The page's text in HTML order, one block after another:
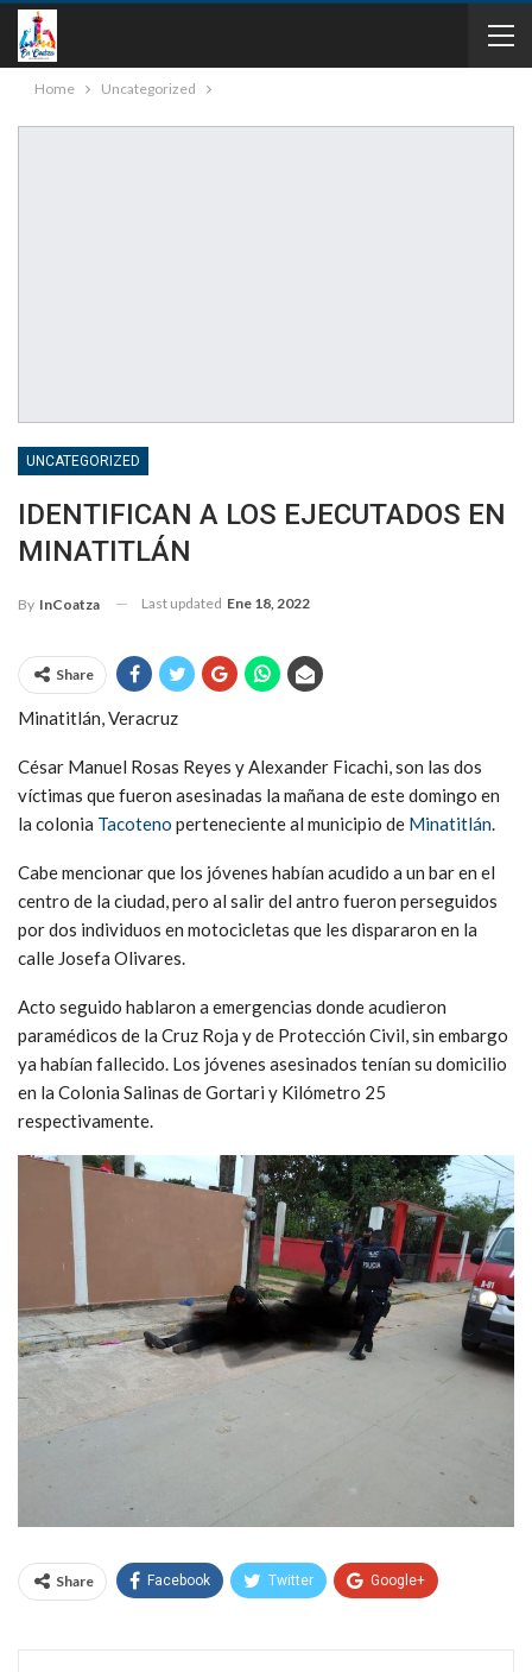
Home Uncategorized
UNCATEGORIZED
IDENTIFICAN A LOS EJECUTADOS EN
MINATITLÁN
By InCoatza Last updated Ene 18, 2022
Share
Minatitlán, Veracruz
César Manuel Rosas Reyes y Alexander Ficachi, son las dos
víctimas que fueron asesinadas la mañana de este domingo en
la colonia Tacoteno perteneciente al municipio de Minatitlán
Cabe mencionar que los jóvenes habían acudido a un bar en el
centro de la ciudad, pero al salir del antro fueron perseguidos
por dos individuos en motocicletas que les dispararon en la
calle Josefa Olivares.
Acto seguido hablaron a emergencias donde acudieron
paramédicos de la Cruz Roja y de Protección Civil, sin embargo
ya habían fallecido. Los jóvenes asesinados tenían su domicilio
en la Colonia Salinas de Gortari y Kilómetro 25
respectivamente.
Share Facebook Twitter Google+